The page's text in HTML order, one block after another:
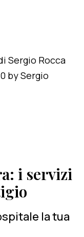
i servizi
la tua